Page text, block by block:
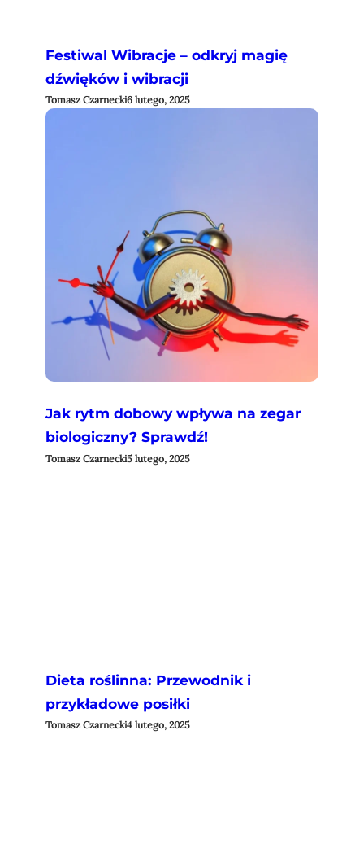
Festiwal Wibracje – odkryj magię
dźwięków i wibracji
Tomasz Czarnecki6 lutego, 2025
Jak rytm dobowy wpływa na zegar
biologiczny? Sprawdź!
Tomasz Czarnecki5 lutego, 2025
Dieta roślinna: Przewodnik i
przykładowe posiłki
Tomasz Czarnecki4 lutego, 2025